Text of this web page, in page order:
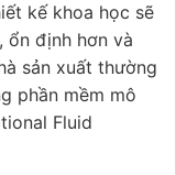
kế khoa học sẽ
ổn định hơn và
sản xuất thường
phần mềm mô
Fluid